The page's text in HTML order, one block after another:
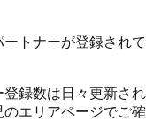
トナーが登録されて
録数は日々更新され
エリアページでご確